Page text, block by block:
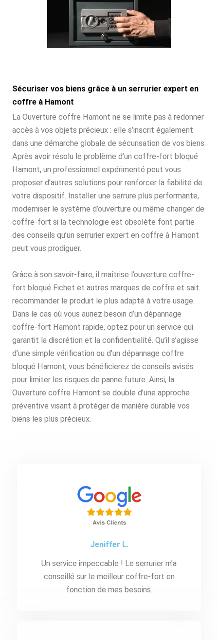
Sécuriser vos biens grâce à un serrurier expert en
coffre à Hamont
La Ouverture coffre Hamont ne se limite pas à redonner
accès à vos objets précieux : elle s’inscrit également
dans une démarche globale de sécurisation de vos biens.
Après avoir résolu le problème d’un coffre-fort bloqué
Hamont, un professionnel expérimenté peut vous
proposer d’autres solutions pour renforcer la fiabilité de
votre dispositif. Installer une serrure plus performante,
moderniser le système d’ouverture ou même changer de
coffre-fort si la technologie est obsolète font partie
des conseils qu’un serrurier expert en coffre à Hamont
peut vous prodiguer.
Grâce à son savoir-faire, il maîtrise l’ouverture coffre-
fort bloqué Fichet et autres marques de coffre et sait
recommander le produit le plus adapté à votre usage.
Dans le cas où vous auriez besoin d’un dépannage
coffre-fort Hamont rapide, optez pour un service qui
garantit la discrétion et la confidentialité. Qu’il s’agisse
d’une simple vérification ou d’un dépannage coffre
bloqué Hamont, vous bénéficierez de conseils avisés
pour limiter les risques de panne future. Ainsi, la
Ouverture coffre Hamont se double d’une approche
préventive visant à protéger de manière durable vos
biens les plus précieux.
Jeniffer L.
Un service impeccable ! Le serrurier m’a
conseillé sur le meilleur coffre-fort en
fonction de mes besoins.